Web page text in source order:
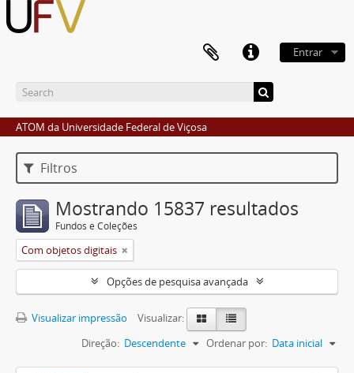
Entrar
ATOM da Universidade Federal de Viçosa
Filtros
Mostrando 15837 resultados
Fundos e Coleções
Com objetos digitais
Opções de pesquisa avançada
Visualizar impressão
Visualizar:
Ordenar por: Data inicial
Direção: Descendente